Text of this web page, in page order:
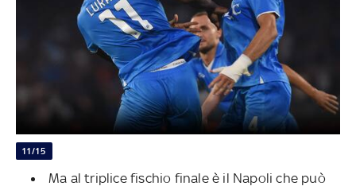
11/15
Ma al triplice fischio finale è il Napoli che può